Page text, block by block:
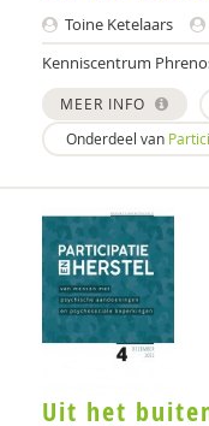
Mariëlle Cloin
Mathilde
Evelien Coppens
Jakob de Boer
Kathleen De
Elise De Groot
Simone de Roos
Paula Dekkers-
Toine Ketelaars
Kenniscentrum
MEER INFO
Onderdeel van
Uit het